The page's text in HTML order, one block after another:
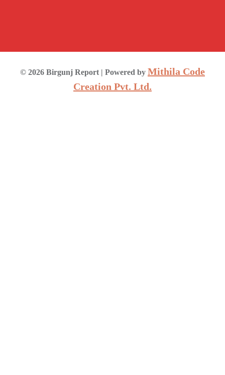
© 2026 Birgunj Report | Powered by Mithila Code
Creation Pvt. Ltd.